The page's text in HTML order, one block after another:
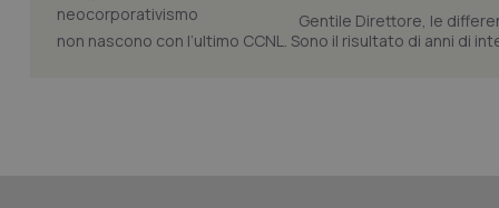
Gentile Direttore, le
non nascono con l’ultimo CCNL. Sono il risultato di anni di
__Secure-
ROLLOUT_TOKEN